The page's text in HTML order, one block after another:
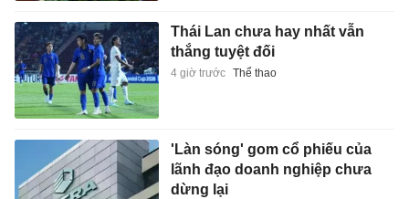
Thái Lan chưa hay nhất vẫn
thắng tuyệt đối
4 giờ trước Thể thao
'Làn sóng' gom cổ phiếu của
lãnh đạo doanh nghiệp chưa
dừng lại